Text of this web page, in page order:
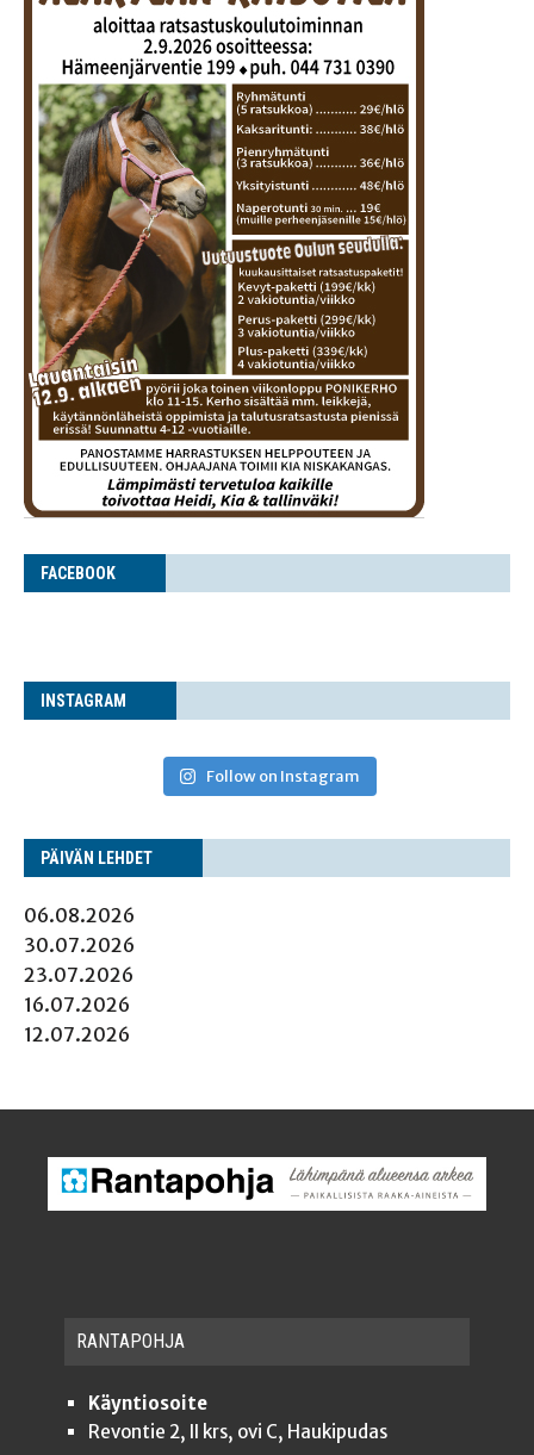
FACE­BOOK
INS­TA­GRAM
Follow on Instagram
PÄI­VÄN LEHDET
06.08.2026
30.07.2026
23.07.2026
16.07.2026
12.07.2026
RAN­TA­POH­JA
Käyntiosoite
Revontie 2, II krs, ovi C, Haukipudas